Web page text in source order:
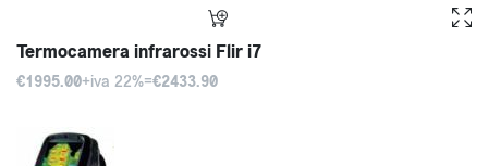
Termocamera infrarossi Flir i7
€1995.00+iva 22%=€2433.90